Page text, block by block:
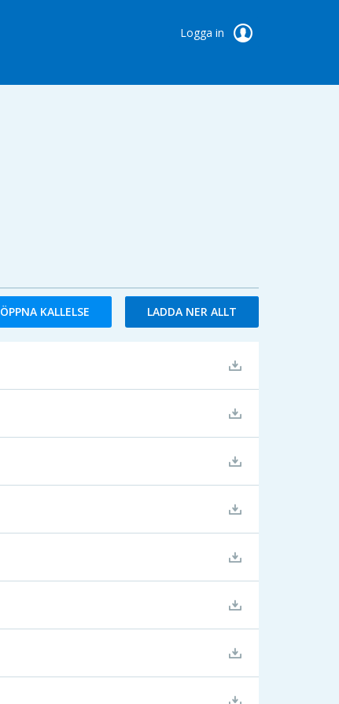
Logga in
ÖPPNA KALLELSE LADDA NER ALLT